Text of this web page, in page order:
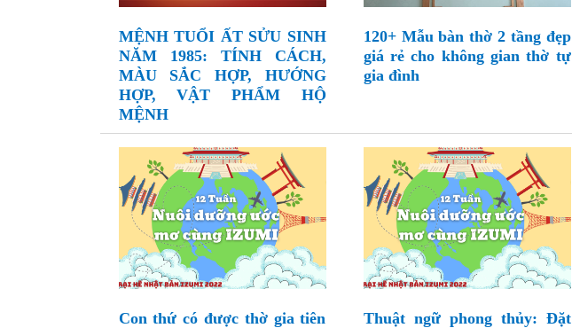
MỆNH TUỔI ẤT SỬU SINH
NĂM 1985: TÍNH CÁCH,
MÀU SẮC HỢP, HƯỚNG
HỢP, VẬT PHẨM HỘ
MỆNH
120+ Mẫu bàn thờ 2 tầng đẹp
giá rẻ cho không gian thờ tự
gia đình
Con thứ có được thờ gia tiên
Thuật ngữ phong thủy: Đặt